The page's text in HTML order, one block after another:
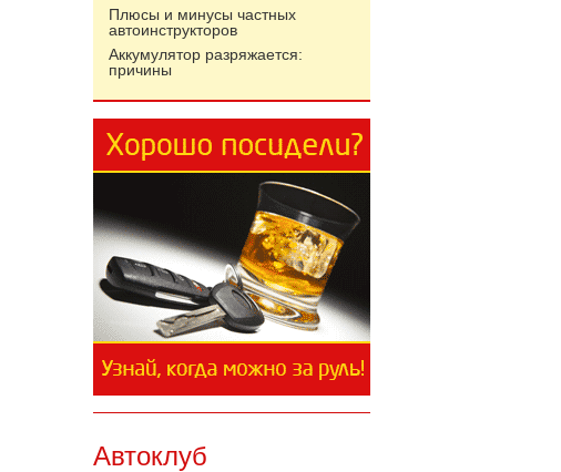
Плюсы и минусы частных
автоинструкторов
Аккумулятор разряжается:
причины
Автоклуб